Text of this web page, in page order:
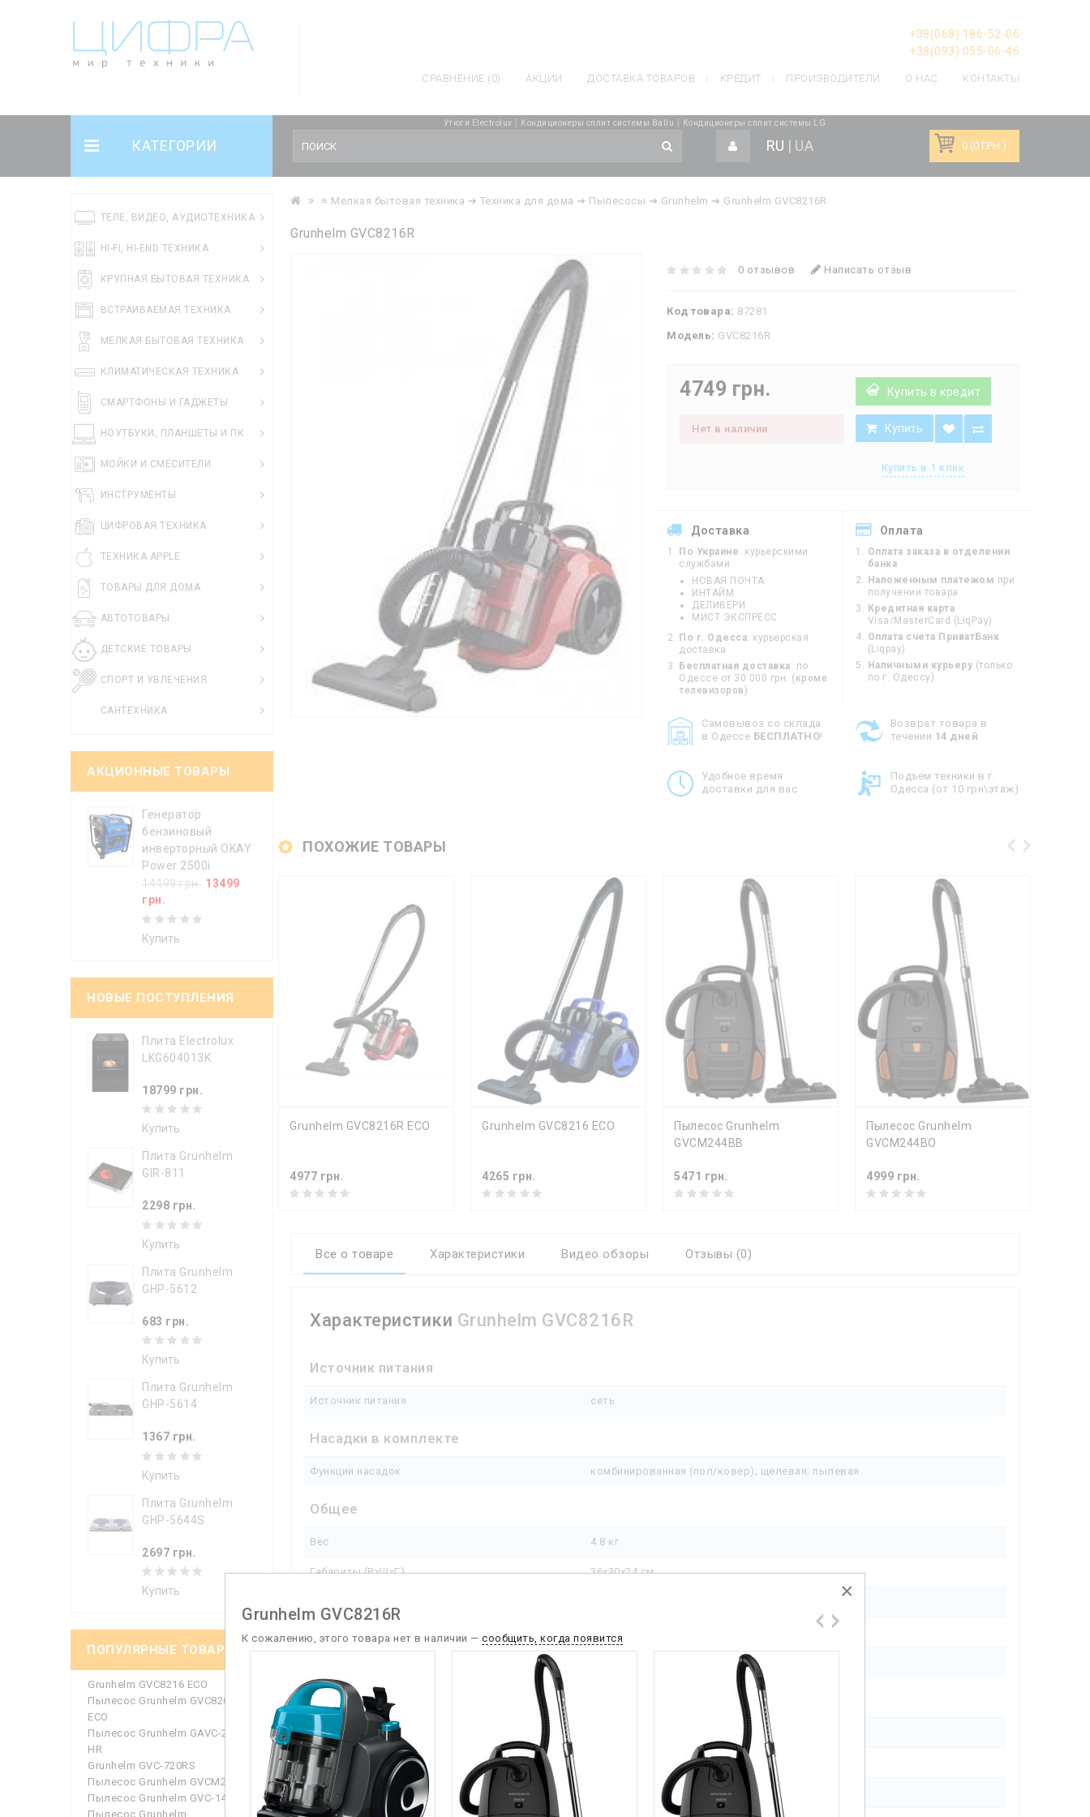
Grunhelm GVC8216R
К сожалению, этого товара нет в наличии — сообщить, когда появится
×
+38(068) 186-52-06
+38(093) 055-06-46
СРАВНЕНИЕ (0) АКЦИИ ДОСТАВКА ТОВАРОВ КРЕДИТ ПРОИЗВОДИТЕЛИ О НАС КОНТАКТЫ
КАТЕГОРИИ
Утюги Electrolux Кондиционеры сплит системы Ballu Кондиционеры сплит системы LG
RU | UA 0 (0 ГРН.)
ТЕЛЕ, ВИДЕО, АУДИОТЕХНИКА
HI-FI, HI-END ТЕХНИКА
КРУПНАЯ БЫТОВАЯ ТЕХНИКА
ВСТРАИВАЕМАЯ ТЕХНИКА
МЕЛКАЯ БЫТОВАЯ ТЕХНИКА
КЛИМАТИЧЕСКАЯ ТЕХНИКА
СМАРТФОНЫ И ГАДЖЕТЫ
НОУТБУКИ, ПЛАНШЕТЫ И ПК
МОЙКИ И СМЕСИТЕЛИ
ИНСТРУМЕНТЫ
ЦИФРОВАЯ ТЕХНИКА
ТЕХНИКА APPLE
ТОВАРЫ ДЛЯ ДОМА
АВТОТОВАРЫ
ДЕТСКИЕ ТОВАРЫ
СПОРТ И УВЛЕЧЕНИЯ
САНТЕХНИКА
АКЦИОННЫЕ ТОВАРЫ
Генератор
бензиновый
инверторный OKAY
Power 2500i
14499 грн. 13499
грн.
Купить
НОВЫЕ ПОСТУПЛЕНИЯ
Плита Electrolux
LKG604013K
18799 грн.
Купить
Плита Grunhelm
GIR-811
2298 грн.
Купить
Плита Grunhelm
GHP-5612
683 грн.
Купить
Плита Grunhelm
GHP-5614
1367 грн.
Купить
Плита Grunhelm
GHP-5644S
2697 грн.
Купить
ПОПУЛЯРНЫЕ ТОВАРЫ
Grunhelm GVC8216 ECO
Пылесос Grunhelm GVC8208
ECO
Пылесос Grunhelm GAVC-2207
HR
Grunhelm GVC-720RS
Пылесос Grunhelm GVCM244BO
Пылесос Grunhelm GVC-1409GO
Пылесос Grunhelm
≡ Мелкая бытовая техника ➔ Техника для дома ➔ Пылесосы ➔ Grunhelm ➔ Grunhelm GVC8216R
Grunhelm GVC8216R
0 отзывов Написать отзыв
Код товара: 87281
Модель: GVC8216R
4749 грн. Купить в кредит
Нет в наличии Купить
Купить в 1 клик
Доставка
По Украине: курьерскими
службами
НОВАЯ ПОЧТА
ИНТАЙМ
ДЕЛИВЕРИ
МИСТ ЭКСПРЕСС
По г. Одесса: курьерская
доставка
Бесплатная доставка: по
Одессе от 30 000 грн. ( кроме
телевизоров )
Оплата
Оплата заказа в отделении
банка
Наложенным платежом при
получении товара
Кредитная карта
Visa/MasterCard (LiqPay)
Оплата счета ПриватБанк
(Liqpay)
Наличными курьеру (только
по г. Одессу)
Cамовывоз со склада
в Одессе БЕСПЛАТНО!
Возврат товара в
течении 14 дней
Удобное время
доставки для вас
Подъем техники в г.
Одесса (от 10 грн\этаж)
ПОХОЖИЕ ТОВАРЫ
КУПИТЬ
Grunhelm GVC8216R ECO
4977 грн.
КУПИТЬ
Grunhelm GVC8216 ECO
4265 грн.
КУПИТЬ
Пылесос Grunhelm
GVCM244BB
5471 грн.
КУПИТЬ
Пылесос Grunhelm
GVCM244BO
4999 грн.
Все о товаре Характеристики Видео обзоры Отзывы (0)
Характеристики Grunhelm GVC8216R
Источник питания
Источник питания сеть
Насадки в комплекте
Функции насадок комбинированная (пол/ковер); щелевая; пылевая
Общее
Вес 4.8 кг
Габариты (ВхШхГ) 36x30x24 см
Характеристики
Мощность всасывания
Объем пылесборника
Потребляемая мощность